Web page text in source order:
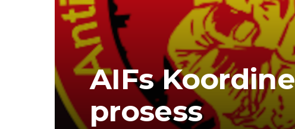
AIFs
prosess